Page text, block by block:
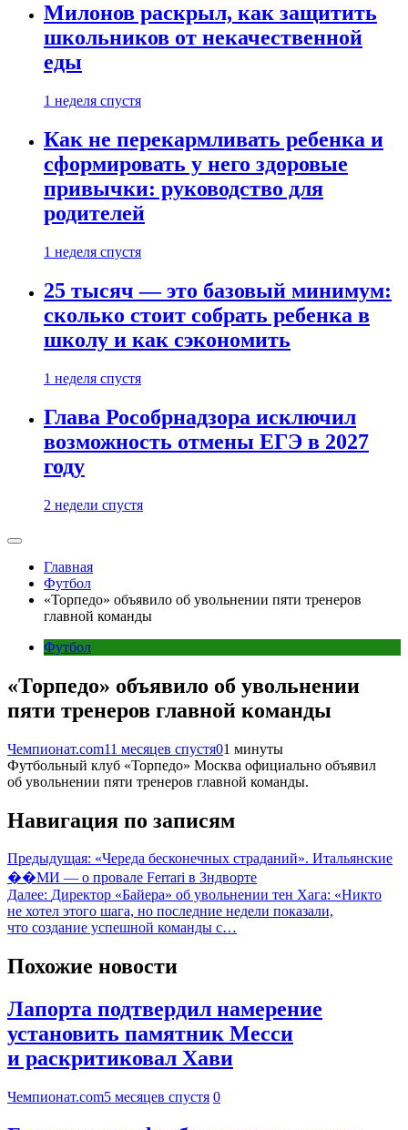
Милонов раскрыл, как защитить
школьников от некачественной
еды
1 неделя спустя
Как не перекармливать ребенка и
сформировать у него здоровые
привычки: руководство для
родителей
1 неделя спустя
25 тысяч — это базовый минимум:
сколько стоит собрать ребенка в
школу и как сэкономить
1 неделя спустя
Глава Рособрнадзора исключил
возможность отмены ЕГЭ в 2027
году
2 недели спустя
Главная
Футбол
«Торпедо» объявило об увольнении пяти тренеров
главной команды
Футбол
«Торпедо» объявило об увольнении
пяти тренеров главной команды
Чемпионат.com11 месяцев спустя01 минуты
Футбольный клуб «Торпедо» Москва официально объявил
об увольнении пяти тренеров главной команды.
Навигация по записям
Предыдущая: «Череда бесконечных страданий». Итальянские
��МИ — о провале Ferrari в Зндворте
Далее: Директор «Байера» об увольнении тен Хага: «Никто
не хотел этого шага, но последние недели показали,
что создание успешной команды с…
Похожие новости
Лапорта подтвердил намерение
установить памятник Месси
и раскритиковал Хави
Чемпионат.com5 месяцев спустя 0